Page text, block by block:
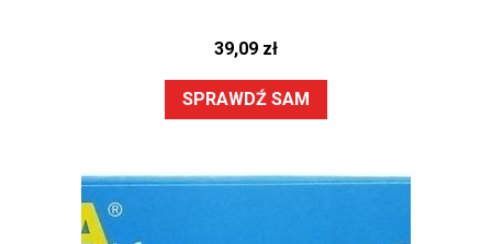
39,09 zł
SPRAWDŹ SAM